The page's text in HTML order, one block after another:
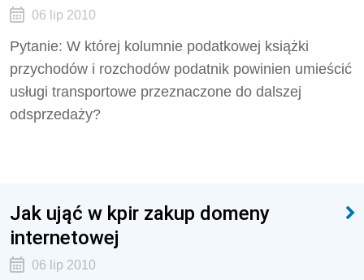
06 lip 2010
Pytanie: W której kolumnie podatkowej książki
przychodów i rozchodów podatnik powinien umieścić
usługi transportowe przeznaczone do dalszej
odsprzedaży?
Jak ująć w kpir zakup domeny
internetowej
06 lip 2010